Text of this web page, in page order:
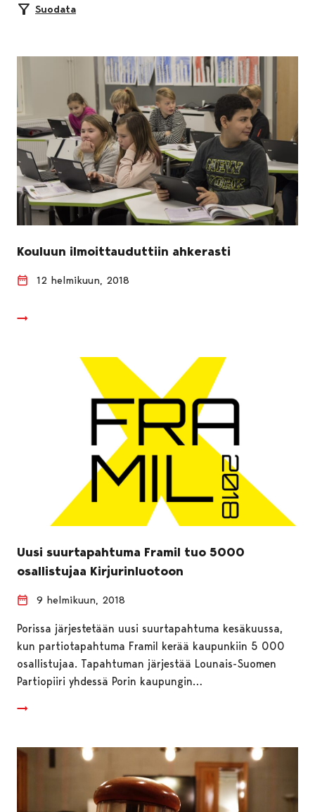
Suodata
Kouluun ilmoittauduttiin ahkerasti
12 helmikuun, 2018
Uusi suurtapahtuma Framil tuo 5000
osallistujaa Kirjurinluotoon
9 helmikuun, 2018
Porissa järjestetään uusi suurtapahtuma kesäkuussa,
kun partiotapahtuma Framil kerää kaupunkiin 5 000
osallistujaa. Tapahtuman järjestää Lounais-Suomen
Partiopiiri yhdessä Porin kaupungin…